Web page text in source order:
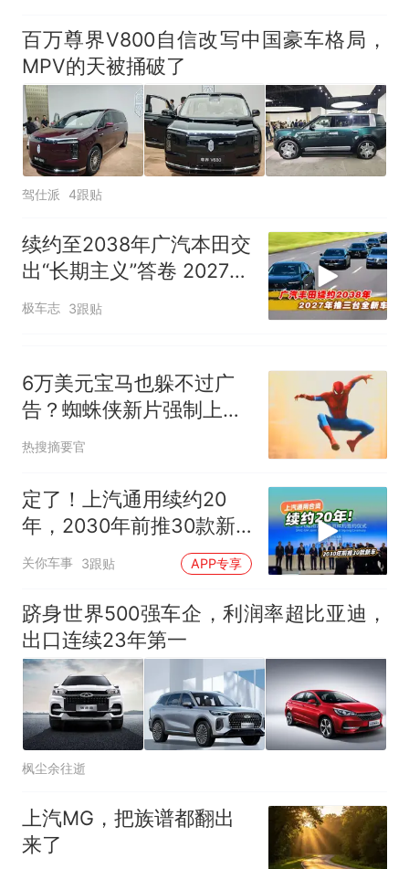
百万尊界V800自信改写中国豪车格局，
MPV的天被捅破了
驾仕派 4跟贴
续约至2038年广汽本田交
出“长期主义”答卷 2027年
推三款新车
极车志 3跟贴
6万美元宝马也躲不过广
告？蜘蛛侠新片强制上车
载屏幕
热搜摘要官
定了！上汽通用续约20
年，2030年前推30款新
车
关你车事 3跟贴 APP专享
跻身世界500强车企，利润率超比亚迪，
出口连续23年第一
枫尘余往逝
上汽MG，把族谱都翻出
来了